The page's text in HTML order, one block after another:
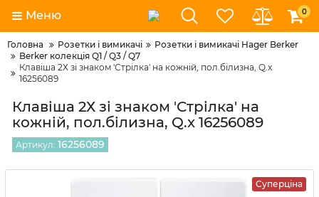
Меню 0
Головна Розетки і вимикачі
Розетки і вимикачі Hager Berker
Berker колекція Q1 / Q3 / Q7
Клавіша 2Х зі знаком 'Стрілка' на кожній, пол.білизна, Q.x
16256089
Клавіша 2Х зі знаком 'Стрілка' на
кожній, пол.білизна, Q.x 16256089
Артикул: 16256089
Суперціна